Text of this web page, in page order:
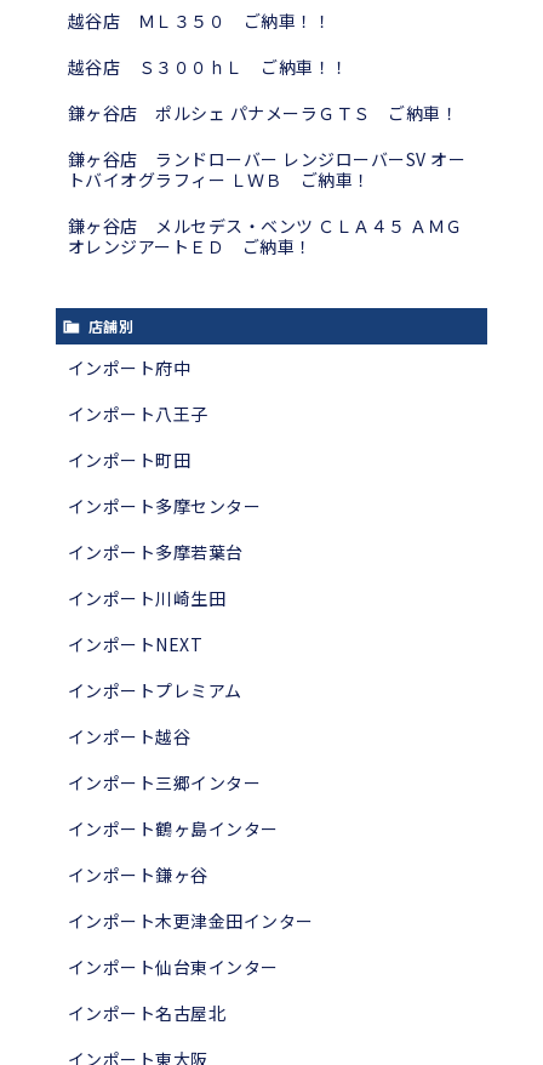
越谷店 ＭＬ３５０ ご納車！！
越谷店 Ｓ３００ｈＬ ご納車！！
鎌ヶ谷店 ポルシェ パナメーラＧＴＳ ご納車！
鎌ヶ谷店 ランドローバー レンジローバーSV オー
トバイオグラフィー ＬＷＢ ご納車！
鎌ヶ谷店 メルセデス・ベンツ ＣＬＡ４５ ＡＭＧ
オレンジアートＥＤ ご納車！
店舗別
インポート府中
インポート八王子
インポート町田
インポート多摩センター
インポート多摩若葉台
インポート川崎生田
インポートNEXT
インポートプレミアム
インポート越谷
インポート三郷インター
インポート鶴ヶ島インター
インポート鎌ヶ谷
インポート木更津金田インター
インポート仙台東インター
インポート名古屋北
インポート東大阪